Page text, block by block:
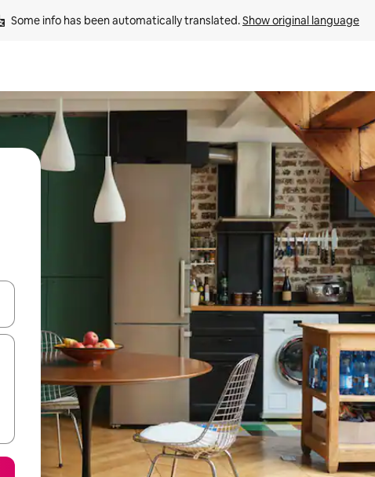
Some info has been automatically translated. Show original language
down arrow keys or explore by touch or swipe gestures.